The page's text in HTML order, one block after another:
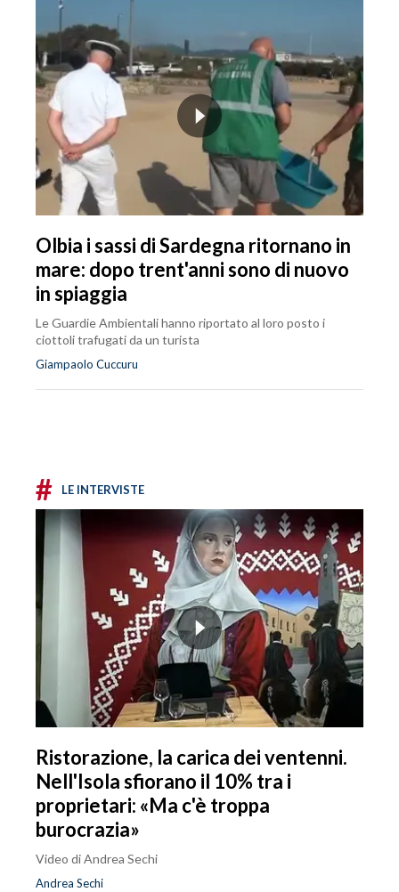
Olbia i sassi di Sardegna ritornano in
mare: dopo trent'anni sono di nuovo
in spiaggia
Le Guardie Ambientali hanno riportato al loro posto i
ciottoli trafugati da un turista
Giampaolo Cuccuru
# LE INTERVISTE
Ristorazione, la carica dei ventenni.
Nell'Isola sfiorano il 10% tra i
proprietari: «Ma c'è troppa
burocrazia»
Video di Andrea Sechi
Andrea Sechi